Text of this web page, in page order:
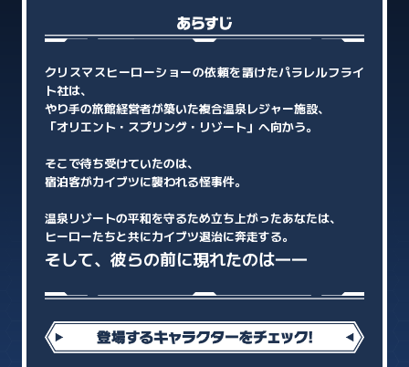
クリスマスヒーローショーの依頼を請けたパラレルフライ
ト社は、
やり手の旅館経営者が築いた複合温泉レジャー施設、
「オリエント・スプリング・リゾート」へ向かう。
そこで待ち受けていたのは、
宿泊客がカイブツに襲われる怪事件。
温泉リゾートの平和を守るため立ち上がったあなたは、
ヒーローたちと共にカイブツ退治に奔走する。
そして、彼らの前に現れたのは――